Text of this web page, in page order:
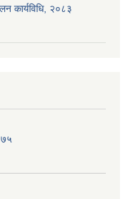
कार्यविधि, २०८३